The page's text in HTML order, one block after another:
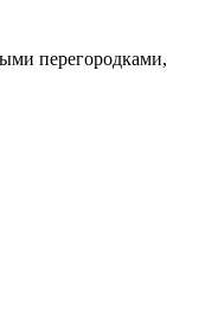
перегородками,